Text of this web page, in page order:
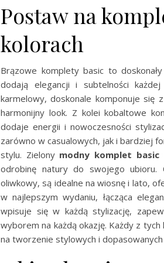
Postaw na
kolorach
Brązowe komplety basic to
dodają elegancji i subtelności
karmelowy, doskonale komponuje się
harmonijny look. Z kolei kobaltowe
dodaje energii i nowoczesności
zarówno w casualowych, jak i bardziej
stylu. Zielony modny komplet basic
odrobinę natury do swojego ubioru.
oliwkowy, są idealne na wiosnę i lato,
w najlepszym wydaniu, łącząca
wpisuje się w każdą stylizację,
wyborem na każdą okazję. Każdy z
na tworzenie stylowych i